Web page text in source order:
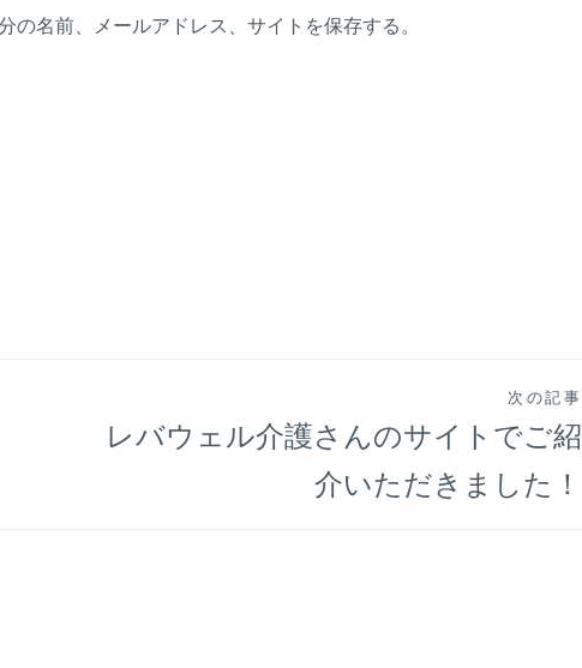
名前、メールアドレス、サイトを保存する。
次の記事
レバウェル介護さんのサイトでご紹
介いただきました！